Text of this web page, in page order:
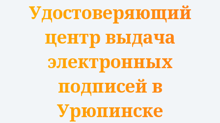
Удостоверяющий
центр выдача
электронных
подписей в
Урюпинске